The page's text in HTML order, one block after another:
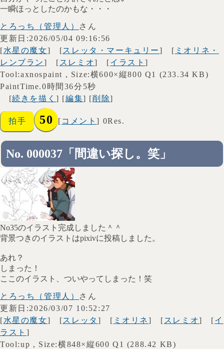
一瞬ほっとしたのかもな・・・
とろっち（管理人） さん
更新日:2026/05/04 09:16:56
[水星の魔女] [スレッタ・マーキュリー] [ ミオリネ・
レンブラン] [ スレミオ] [イラスト]
Tool:axnospaint , Size:横600×縦800 Q1 (233.34 KB)
PaintTime.0時間36分5秒
[続きを描く] [編集] [削除]
拍手 50 [ コメント] 0Res.
No. 000037「間違い探し。笑」
No35のイラスト完成しました＾＾
背景つきのイラストはpixivに投稿しました。
あれ？
しまった！
ここのイラスト、ついやってしまった！笑
とろっち（管理人） さん
更新日:2026/03/07 10:52:27
[水星の魔女] [スレッタ ] [ ミオリネ] [ スレミオ] [イ
ラスト ]
Tool:up , Size:横848×縦600 Q1 (288.42 KB)